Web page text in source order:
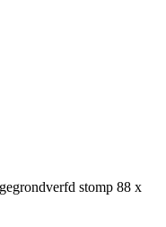
stomp 88 x